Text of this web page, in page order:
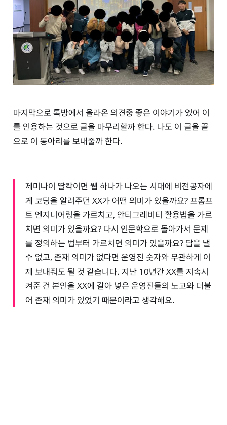
마지막으로 톡방에서 올라온 의견중 좋은 이야기가 있어 이
를 인용하는 것으로 글을 마무리할까 한다. 나도 이 글을 끝
으로 이 동아리를 보내줄까 한다.
제미나이 딸칵이면 웹 하나가 나오는 시대에 비전공자에
게 코딩을 알려주던 XX가 어떤 의미가 있을까요? 프롬프
트 엔지니어링을 가르치고, 안티그레비티 활용법을 가르
치면 의미가 있을까요? 다시 인문학으로 돌아가서 문제
를 정의하는 법부터 가르치면 의미가 있을까요? 답을 낼
수 없고, 존재 의미가 없다면 운영진 숫자와 무관하게 이
제 보내줘도 될 것 같습니다. 지난 10년간 XX를 지속시
켜준 건 본인을 XX에 갈아 넣은 운영진들의 노고와 더불
어 존재 의미가 있었기 때문이라고 생각해요.